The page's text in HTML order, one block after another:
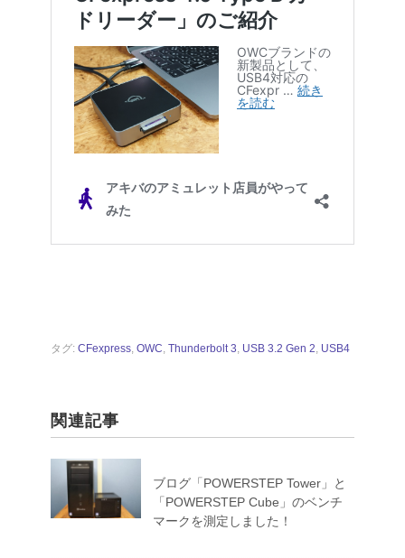
タグ: CFexpress OWC Thunderbolt 3 USB 3.2 Gen 2 USB4
関連記事
ブログ「POWERSTEP Tower」と
「POWERSTEP Cube」のベンチ
マークを測定しました！